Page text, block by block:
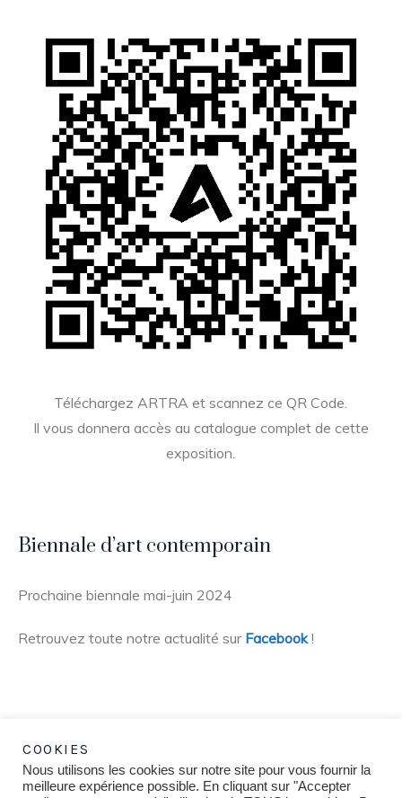
Téléchargez ARTRA et scannez ce QR Code.
Il vous donnera accès au catalogue complet de cette
exposition.
Biennale d’art contemporain
Prochaine biennale mai-juin 2024
Retrouvez toute notre actualité sur Facebook!
COOKIES
Nous utilisons les cookies sur notre site pour vous fournir la
meilleure expérience possible. En cliquant sur "Accepter